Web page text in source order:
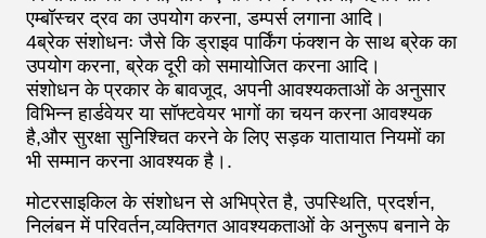
एम्बॉस्चर द्रव का उपयोग करना, डम्पर्स लगाना आदि।
4ब्रेक संशोधनः जैसे कि ड्राइव पार्किंग फंक्शन के साथ ब्रेक का
उपयोग करना, ब्रेक दूरी को समायोजित करना आदि।
संशोधन के प्रकार के बावजूद, अपनी आवश्यकताओं के अनुसार
विभिन्न हार्डवेयर या सॉफ्टवेयर भागों का चयन करना आवश्यक
है,और सुरक्षा सुनिश्चित करने के लिए सड़क यातायात नियमों का
भी सम्मान करना आवश्यक है।.
मोटरसाइकिल के संशोधन से अभिप्रेत है, उपस्थिति, प्रदर्शन,
निलंबन में परिवर्तन,व्यक्तिगत आवश्यकताओं के अनुरूप बनाने के